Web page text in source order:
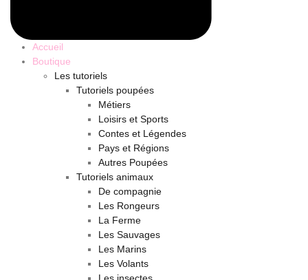
Accueil
Boutique
Les tutoriels
Tutoriels poupées
Métiers
Loisirs et Sports
Contes et Légendes
Pays et Régions
Autres Poupées
Tutoriels animaux
De compagnie
Les Rongeurs
La Ferme
Les Sauvages
Les Marins
Les Volants
Les insectes